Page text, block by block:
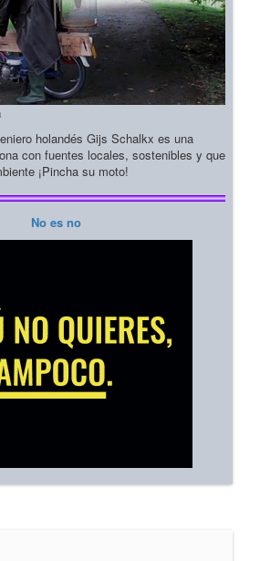
holandés Gijs Schalkx es una
con fuentes locales, sostenibles y que
¡Pincha su moto!
No es no